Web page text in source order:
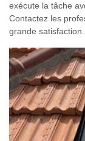
exécute la tâche
Contactez les
grande satisfaction.